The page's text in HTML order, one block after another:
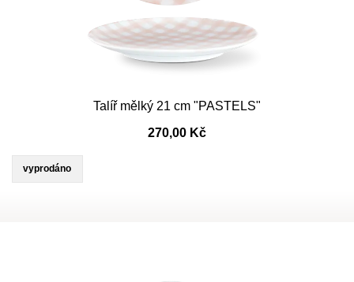
Talíř mělký 21 cm "PASTELS"
270,00 Kč
vyprodáno